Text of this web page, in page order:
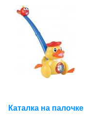
Каталка на палочке